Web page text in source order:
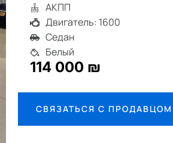
АКПП
Двигатель: 1600
Седан
Белый
114 000 ₪
СВЯЗАТЬСЯ С ПРОДАВЦОМ